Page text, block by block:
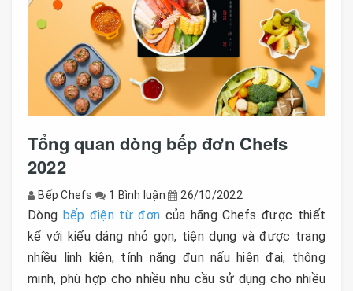
Tổng quan dòng bếp đơn Chefs
2022
Bếp Chefs 1 Bình luận 26/10/2022
Dòng bếp điện từ đơn của hãng Chefs được thiết
kế với kiểu dáng nhỏ gọn, tiện dụng và được trang
nhiều linh kiện, tính năng đun nấu hiện đại, thông
minh, phù hợp cho nhiều nhu cầu sử dụng cho nhiều